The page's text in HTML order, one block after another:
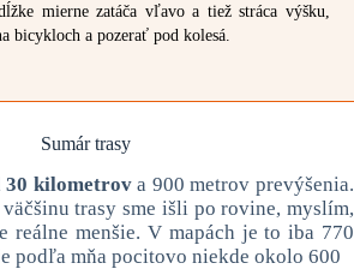
mierne zatáča vľavo a tiež stráca výšku,
bicykloch a pozerať pod kolesá.
Sumár trasy
30 kilometrova 900 metrov prevýšenia.
trasy sme išli po rovine, myslím,
reálne menšie. V mapách je to iba 770
podľa mňa pocitovo niekde okolo 600